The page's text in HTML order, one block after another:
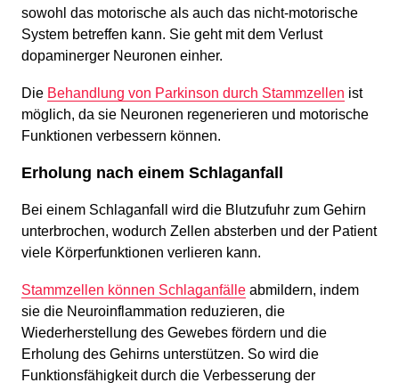
sowohl das motorische als auch das nicht-motorische
System betreffen kann. Sie geht mit dem Verlust
dopaminerger Neuronen einher.
Die Behandlung von Parkinson durch Stammzellen ist
möglich, da sie Neuronen regenerieren und motorische
Funktionen verbessern können.
Erholung nach einem Schlaganfall
Bei einem Schlaganfall wird die Blutzufuhr zum Gehirn
unterbrochen, wodurch Zellen absterben und der Patient
viele Körperfunktionen verlieren kann.
Stammzellen können Schlaganfälle abmildern, indem
sie die Neuroinflammation reduzieren, die
Wiederherstellung des Gewebes fördern und die
Erholung des Gehirns unterstützen. So wird die
Funktionsfähigkeit durch die Verbesserung der